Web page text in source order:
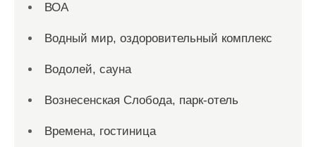
ВОА
Водный мир, оздоровительный комплекс
Водолей, сауна
Вознесенская Слобода, парк-отель
Времена, гостиница